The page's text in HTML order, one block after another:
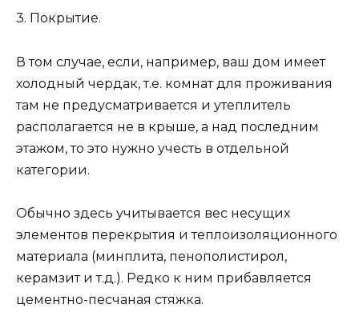
3. Покрытие.
В том случае, если, например, ваш дом имеет
холодный чердак, т.е. комнат для проживания
там не предусматривается и утеплитель
располагается не в крыше, а над последним
этажом, то это нужно учесть в отдельной
категории.
Обычно здесь учитывается вес несущих
элементов перекрытия и теплоизоляционного
материала (минплита, пенополистирол,
керамзит и т.д.). Редко к ним прибавляется
цементно-песчаная стяжка.